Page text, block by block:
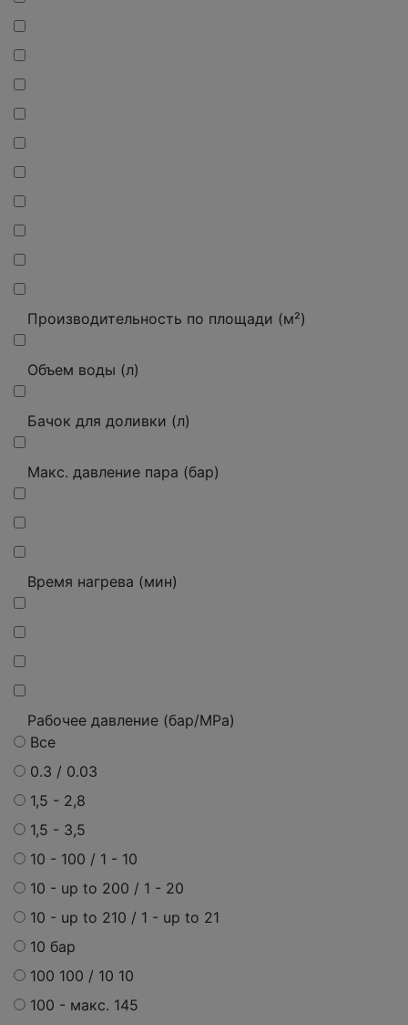
Производительность по площади (м²)
Объем воды (л)
Бачок для доливки (л)
Макс. давление пара (бар)
Время нагрева (мин)
Рабочее давление (бар/MPa)
Все
0.3 / 0.03
1,5 - 2,8
1,5 - 3,5
10 - 100 / 1 - 10
10 - up to 200 / 1 - 20
10 - up to 210 / 1 - up to 21
10 бар
100 100 / 10 10
100 - макс. 145